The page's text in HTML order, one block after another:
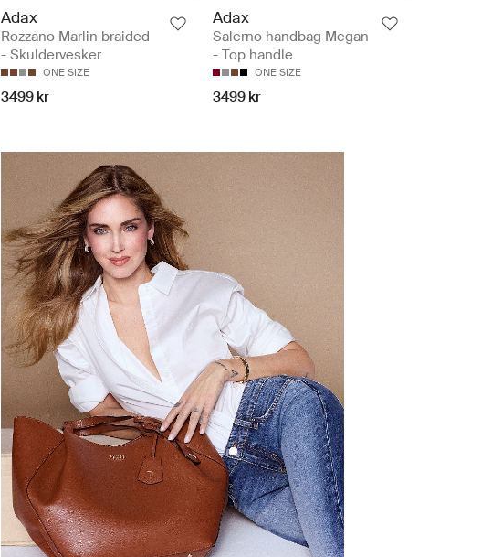
Adax
Rozzano Marlin braided
- Skuldervesker
ONE SIZE
3499 kr
Adax
Salerno handbag Megan
- Top handle
ONE SIZE
3499 kr